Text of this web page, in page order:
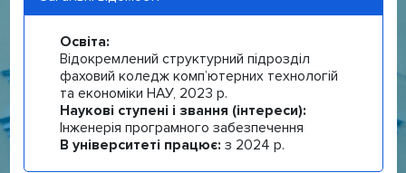
Освіта:
Відокремлений структурний підрозділ
фаховий коледж комп’ютерних технологій
та економіки НАУ, 2023 р.
Наукові ступені і звання (інтереси):
Інженерія програмного забезпечення
В університеті працює: з 2024 р.